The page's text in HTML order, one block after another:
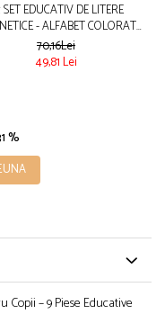
SET EDUCATIV DE LITERE
- ALFABET COLORAT
PENTRU COPII
70,16Lei
49,81 Lei
%
– 9 Piese Educative